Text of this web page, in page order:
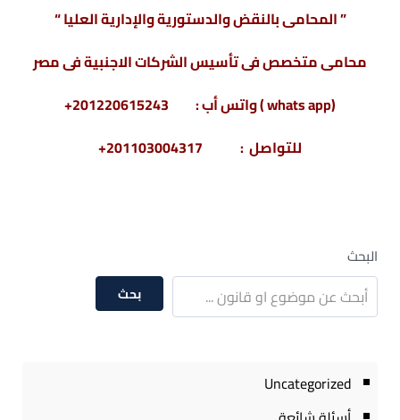
” المحامى بالنقض والدستورية والإدارية العليا “
محامى متخصص فى تأسيس الشركات الاجنبية فى مصر
(whats app ) واتس أب : 201220615243+
للتواصل : 201103004317+
البحث
بحث
Uncategorized